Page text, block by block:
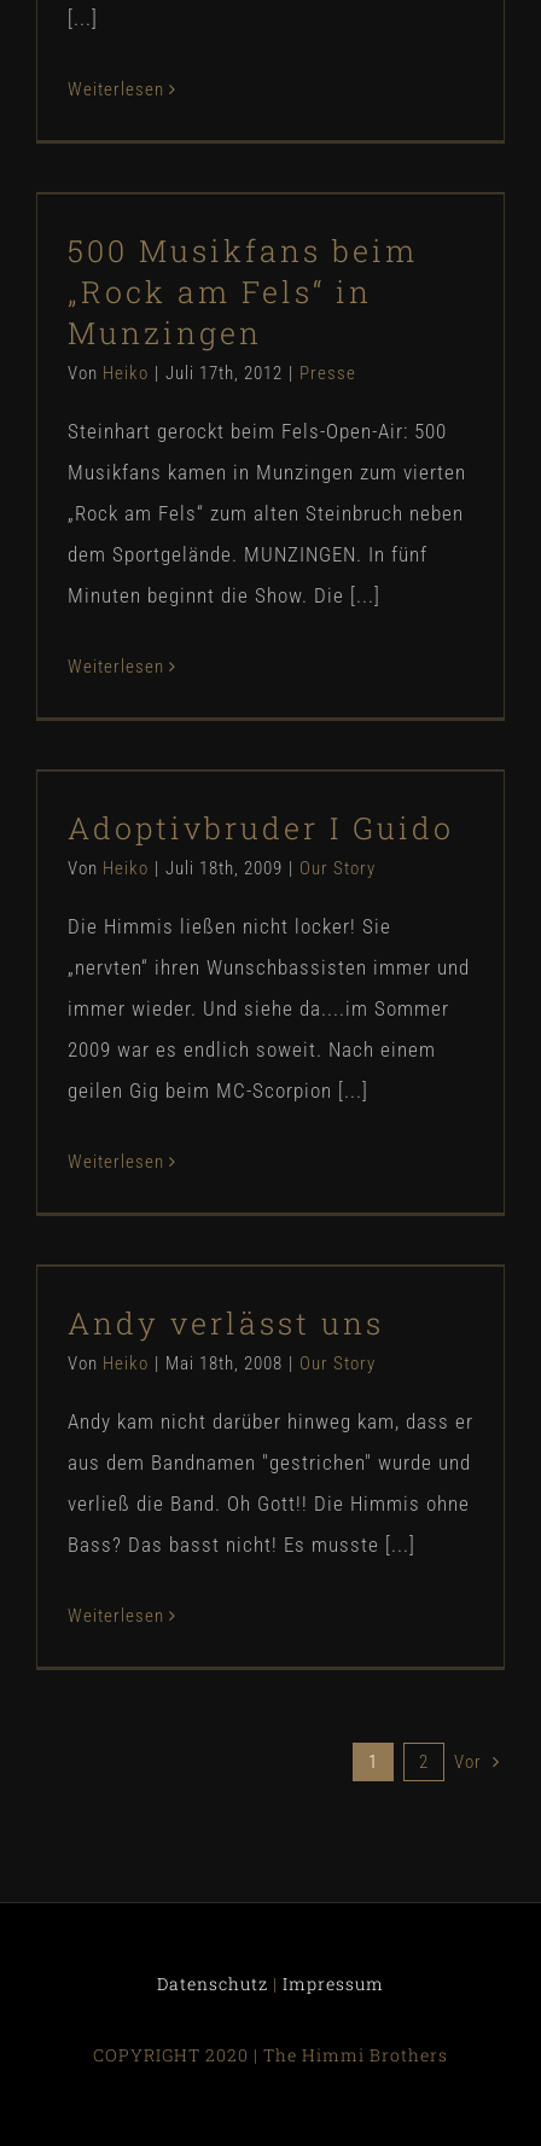
[...]
Weiterlesen
500 Musikfans beim „Rock am Fels“
Presse
500 Musikfans beim
„Rock am Fels“ in
Munzingen
Von Heiko | Juli 17th, 2012 | Presse
Steinhart gerockt beim Fels-Open-Air: 500
Musikfans kamen in Munzingen zum vierten
„Rock am Fels“ zum alten Steinbruch neben
dem Sportgelände. MUNZINGEN. In fünf
Minuten beginnt die Show. Die [...]
Weiterlesen
Our Story
Adoptivbruder I Guido
Von Heiko | Juli 18th, 2009 | Our Story
Die Himmis ließen nicht locker! Sie
„nervten“ ihren Wunschbassisten immer und
immer wieder. Und siehe da....im Sommer
2009 war es endlich soweit. Nach einem
geilen Gig beim MC-Scorpion [...]
Weiterlesen
Our Story
Andy verlässt uns
Von Heiko | Mai 18th, 2008 | Our Story
Andy kam nicht darüber hinweg kam, dass er
aus dem Bandnamen "gestrichen" wurde und
verließ die Band. Oh Gott!! Die Himmis ohne
Bass? Das basst nicht! Es musste [...]
Weiterlesen
1 2 Vor
Datenschutz | Impressum
COPYRIGHT 2020 | The Himmi Brothers